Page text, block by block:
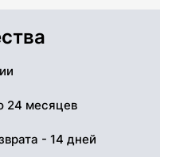
24 месяцев
- 14 дней